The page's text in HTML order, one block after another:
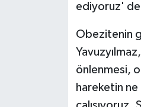
ediyoruz'
Obezitenin
önlenmesi,
hareketin
Yerel Haberler